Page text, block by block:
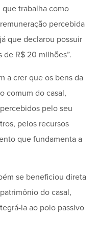
trabalha como
percebida
que declarou possuir
R$ 20 milhões”.
a crer que os bens da
comum do casal,
pelo seu
pelos recursos
que fundamenta a
se beneficiou direta
do casal,
la ao polo passivo